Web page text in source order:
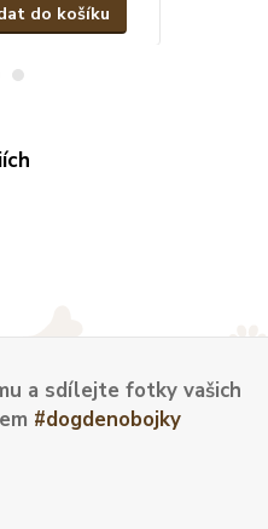
do košíku
a sdílejte fotky vašich
#dogdenobojky